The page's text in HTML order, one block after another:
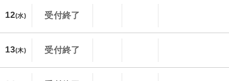
12(水) 受付終了
13(木) 受付終了